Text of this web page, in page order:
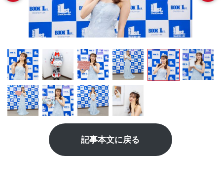
記事本文に戻る